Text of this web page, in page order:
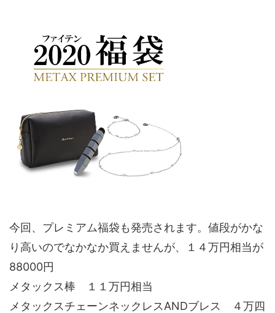
今回、プレミアム福袋も発売されます。値段がかな
り高いのでなかなか買えませんが、１４万円相当が
88000円
メタックス棒 １１万円相当
メタックスチェーンネックレスANDブレス ４万四